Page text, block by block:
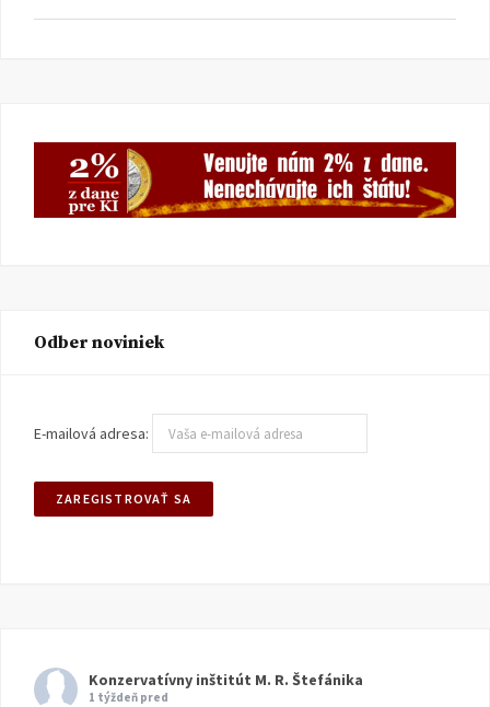
Odber noviniek
E-mailová adresa:
Konzervatívny inštitút M. R. Štefánika
1 týždeň pred